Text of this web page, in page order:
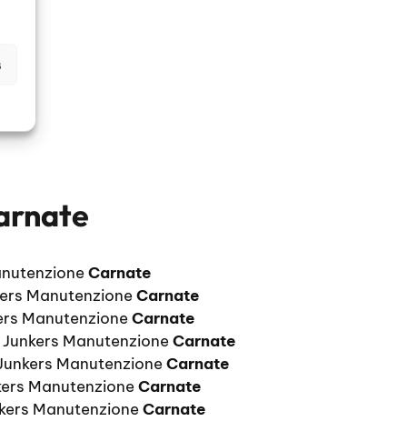
Carnate
ManutenzioneCarnate
ManutenzioneCarnate
ManutenzioneCarnate
ManutenzioneCarnate
ManutenzioneCarnate
ManutenzioneCarnate